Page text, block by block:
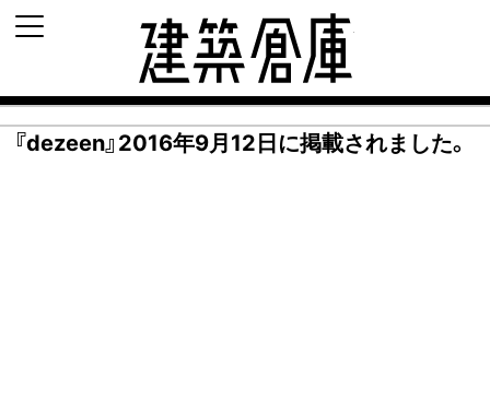
『dezeen』2016年9月12日に掲載されました。